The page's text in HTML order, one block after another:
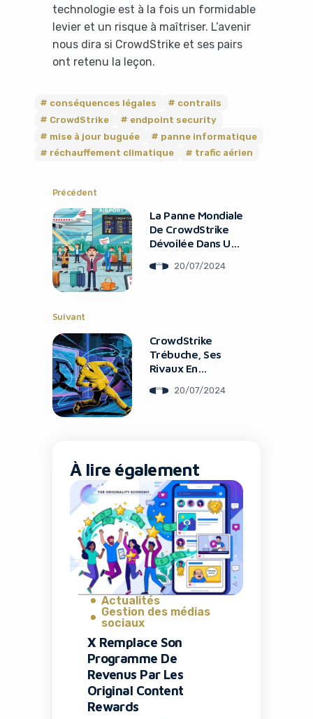
technologie est à la fois un formidable
levier et un risque à maîtriser. L’avenir
nous dira si CrowdStrike et ses pairs
ont retenu la leçon.
conséquences légales
contrails
CrowdStrike
endpoint security
mise à jour buguée
panne informatique
réchauffement climatique
trafic aérien
Précédent
La Panne Mondiale
De CrowdStrike
Dévoilée Dans Une
Romantique
20/07/2024
Suivant
CrowdStrike
Trébuche, Ses
Rivaux En
20/07/2024
À lire également
Actualités
Gestion des médias
sociaux
X Remplace Son
Programme De
Revenus Par Les
Original Content
Rewards
It looks like you're
using an ad-blocker!
Yes, I will turn off Ad-Blocker
No Thanks